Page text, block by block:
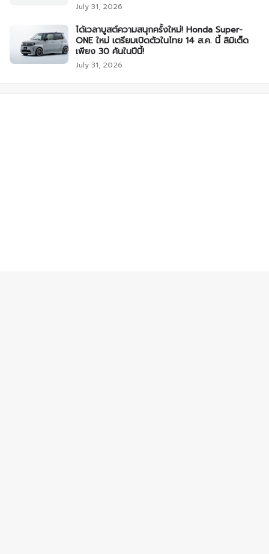
July 31, 2026
ได้เวลาบูสต์ความสนุกครั้งใหม่! Honda Super-
ONE ใหม่ เตรียมเปิดตัวในไทย 14 ส.ค. นี้ ลิมิเต็ด
เพียง 30 คันในปีนี้!
July 31, 2026